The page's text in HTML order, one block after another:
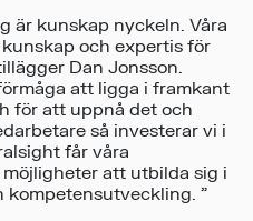
är kunskap nyckeln. Våra
och expertis för
Dan Jonsson.
att ligga i framkant
för att uppnå det och
så investerar vi i
får våra
att utbilda sig i
kompetensutveckling. ”